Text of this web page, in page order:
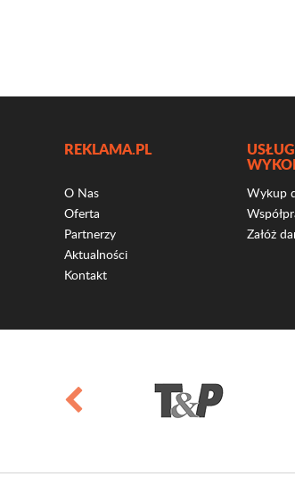
REKLAMA.PL
O Nas
Oferta
Partnerzy
Aktualności
Kontakt
Wykup
Załóż